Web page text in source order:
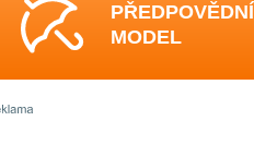
PŘEDPOVĚDNÍ
MODEL